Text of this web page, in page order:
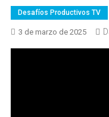
Desafíos Productivos TV
3 de marzo de 2025